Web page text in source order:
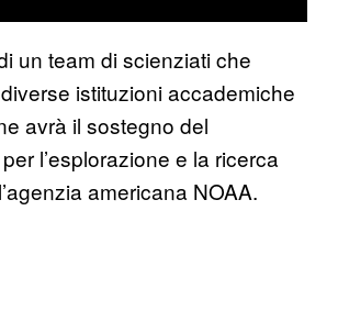
un team di scienziati che
istituzioni accademiche
avrà il sostegno del
l’esplorazione e la ricerca
americana NOAA.